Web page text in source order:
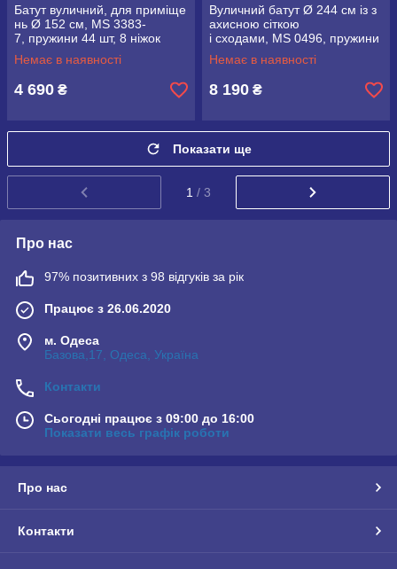
Батут вуличний, для приміще
нь Ø 152 см, MS 3383-
7, пружини 44 шт, 8 ніжок
Немає в наявності
4 690 ₴
Вуличний батут Ø 244 см із з
ахисною сіткою
і сходами, MS 0496, пружини
48 шт, опори U- образні 3 шт
Немає в наявності
8 190 ₴
Показати ще
1 / 3
Про нас
97% позитивних з 98 відгуків за рік
Працює з 26.06.2020
м. Одеса
Базова,17, Одеса, Україна
Контакти
Сьогодні працює з 09:00 до 16:00
Показати весь графік роботи
Про нас
Контакти